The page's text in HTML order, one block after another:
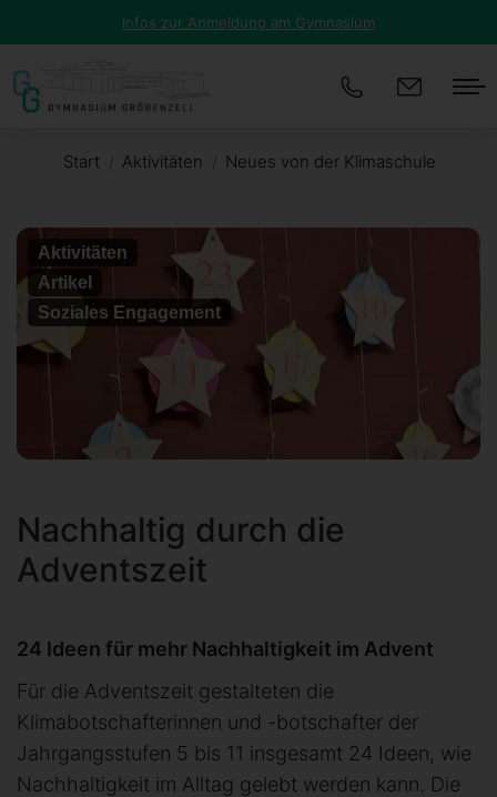
Infos zur Anmeldung am Gymnasium
Sie befinden sich hier:
Start Aktivitäten Neues von der Klimaschule
Aktivitäten
Artikel
Soziales Engagement
Nachhaltig durch die
Adventszeit
24 Ideen für mehr Nachhaltigkeit im Advent
Für die Adventszeit gestalteten die
Klimabotschafterinnen und -botschafter der
Jahrgangsstufen 5 bis 11 insgesamt 24 Ideen, wie
Nachhaltigkeit im Alltag gelebt werden kann. Die